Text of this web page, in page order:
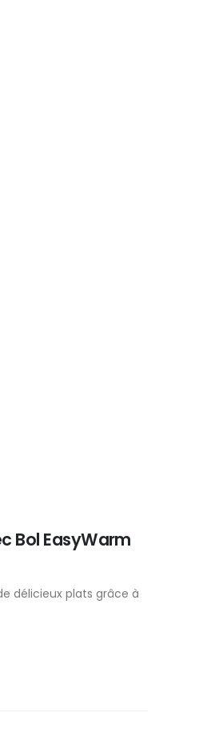
Bol EasyWarm
délicieux plats grâce à